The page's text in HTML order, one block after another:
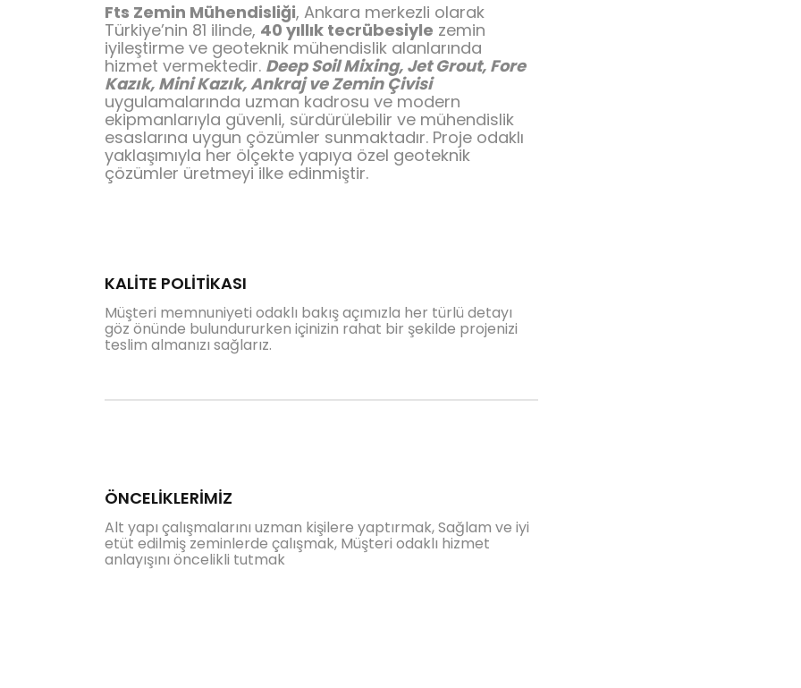
Fts Zemin Mühendisliği, Ankara merkezli olarak
Türkiye’nin 81 ilinde, 40 yıllık tecrübesiyle zemin
iyileştirme ve geoteknik mühendislik alanlarında
hizmet vermektedir. Deep Soil Mixing, Jet Grout, Fore
Kazık, Mini Kazık, Ankraj ve Zemin Çivisi
uygulamalarında uzman kadrosu ve modern
ekipmanlarıyla güvenli, sürdürülebilir ve mühendislik
esaslarına uygun çözümler sunmaktadır. Proje odaklı
yaklaşımıyla her ölçekte yapıya özel geoteknik
çözümler üretmeyi ilke edinmiştir.
KALİTE POLİTİKASI
Müşteri memnuniyeti odaklı bakış açımızla her türlü detayı
göz önünde bulundururken içinizin rahat bir şekilde projenizi
teslim almanızı sağlarız.
ÖNCELİKLERİMİZ
Alt yapı çalışmalarını uzman kişilere yaptırmak, Sağlam ve iyi
etüt edilmiş zeminlerde çalışmak, Müşteri odaklı hizmet
anlayışını öncelikli tutmak